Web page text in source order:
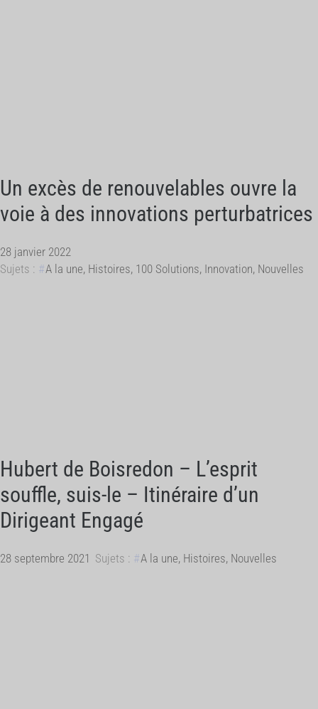
Un excès de renouvelables ouvre la
voie à des innovations perturbatrices
28 janvier 2022
Sujets :
A la une, Histoires, 100 Solutions, Innovation, Nouvelles
Hubert de Boisredon – L’esprit
souffle, suis-le – Itinéraire d’un
Dirigeant Engagé
28 septembre 2021 Sujets : A la une, Histoires, Nouvelles